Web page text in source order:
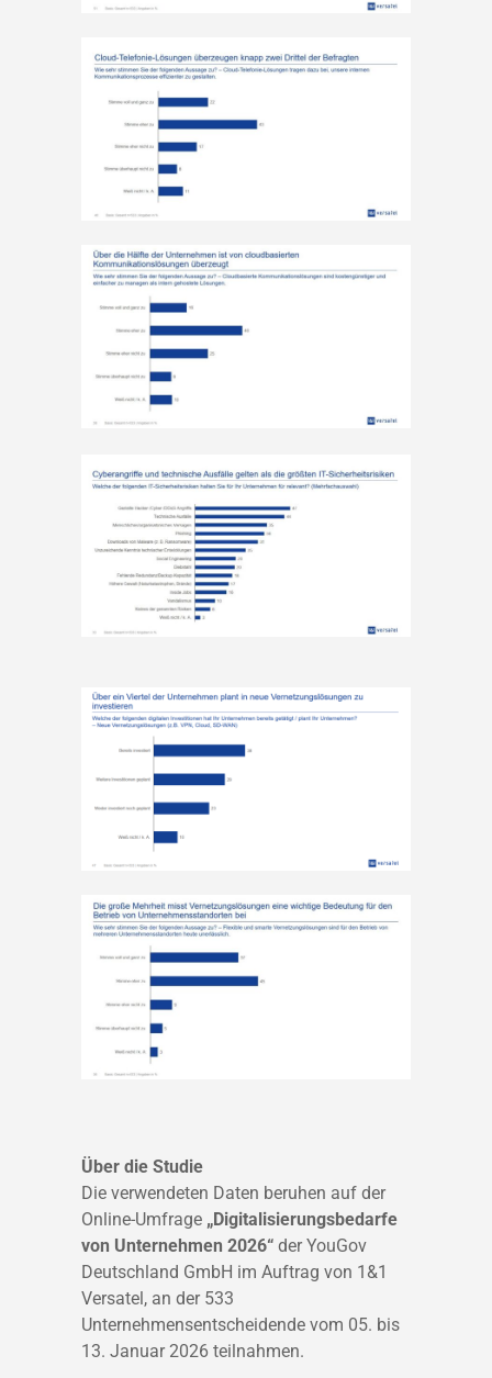
Über die Studie
Die verwendeten Daten beruhen auf der
Online-Umfrage „Digitalisierungsbedarfe
von Unternehmen 2026“ der YouGov
Deutschland GmbH im Auftrag von 1&1
Versatel, an der 533
Unternehmensentscheidende vom 05. bis
13. Januar 2026 teilnahmen.